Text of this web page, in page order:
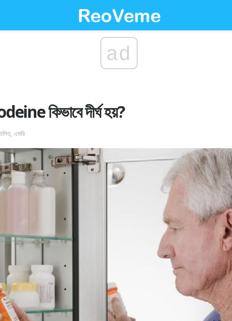
ad
কিভাবে দীর্ঘ হয়?
এমডি